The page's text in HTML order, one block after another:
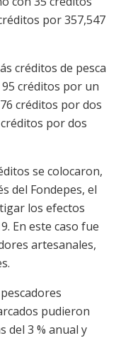
por 357,547
créditos de pesca
créditos por un
créditos por dos
por dos
se colocaron,
del Fondepes, el
los efectos
En este caso fue
artesanales,
pudieron
del 3 % anual y